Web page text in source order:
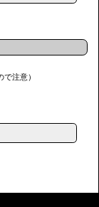
注意）